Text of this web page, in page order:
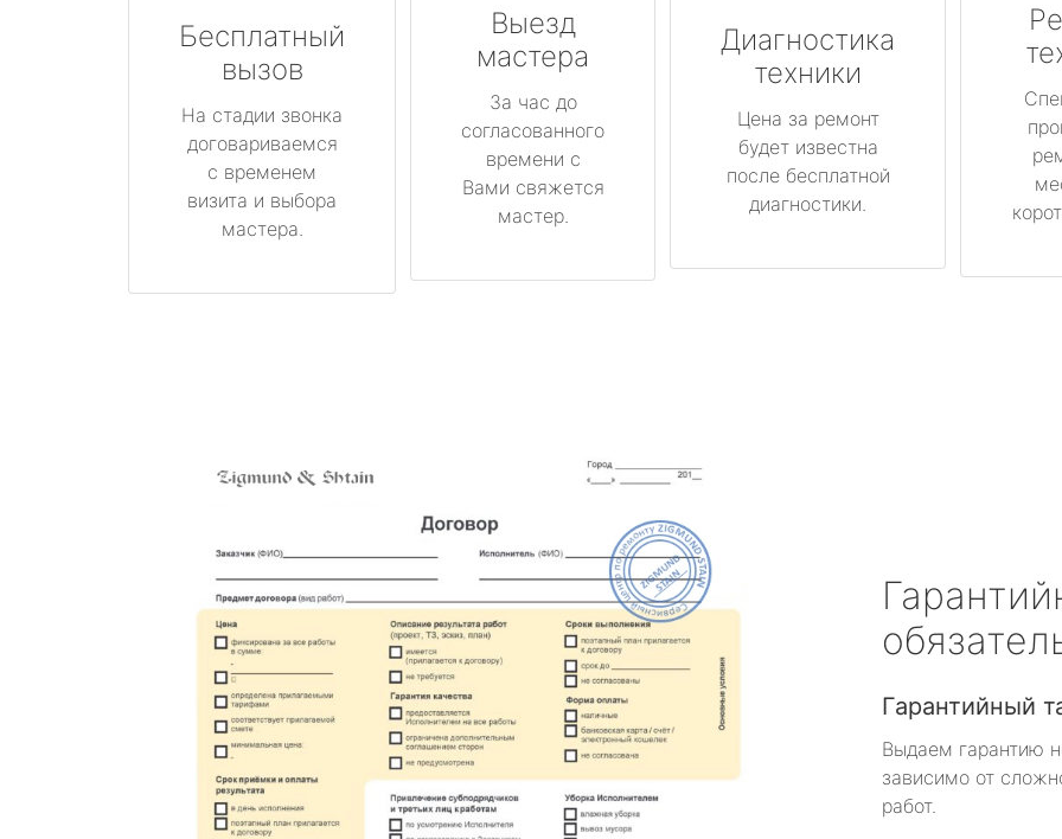
Бесплатный
вызов
На стадии звонка
договариваемся
с временем
визита и выбора
мастера.
Выезд
мастера
За час до
согласованного
времени с
Вами свяжется
мастер.
Диагностика
техники
Цена за ремонт
будет известна
после бесплатной
диагностики.
Гарантийный
Выдаем гарантию
зависимо от
работ.